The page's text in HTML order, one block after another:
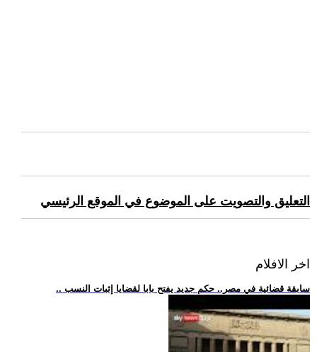
التعليق والتصويت على الموضوع في الموقع الرئيسي
اخر الافلام
.. سابقة قضائية في مصر.. حكم جديد يفتح بابا لقضايا إثبات النسب